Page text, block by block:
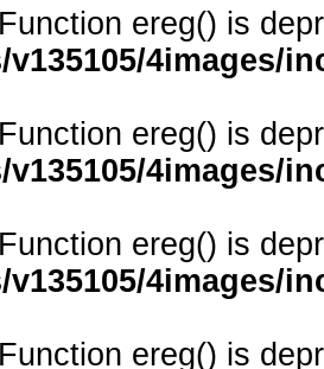
ereg() is
4images/
ereg() is
4images/
ereg() is
4images/
ereg() is